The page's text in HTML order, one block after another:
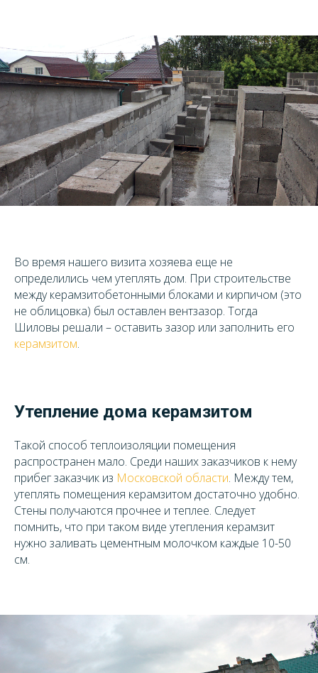
Во время нашего визита хозяева еще не
определились чем утеплять дом. При строительстве
между керамзитобетонными блоками и кирпичом (это
не облицовка) был оставлен вентзазор. Тогда
Шиловы решали – оставить зазор или заполнить его
керамзитом.
Утепление дома керамзитом
Такой способ теплоизоляции помещения
распространен мало. Среди наших заказчиков к нему
прибег заказчик из Московской области. Между тем,
утеплять помещения керамзитом достаточно удобно.
Стены получаются прочнее и теплее. Следует
помнить, что при таком виде утепления керамзит
нужно заливать цементным молочком каждые 10-50
см.